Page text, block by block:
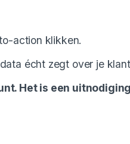
action klikken.
écht zegt over je
Het is een